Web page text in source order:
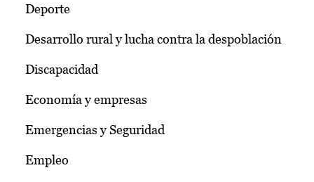
Deporte
Desarrollo rural y lucha contra la despoblación
Discapacidad
Economía y empresas
Emergencias y Seguridad
Empleo